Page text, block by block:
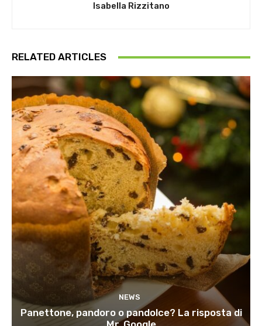
Isabella Rizzitano
RELATED ARTICLES
NEWS
Panettone, pandoro o pandolce? La risposta di